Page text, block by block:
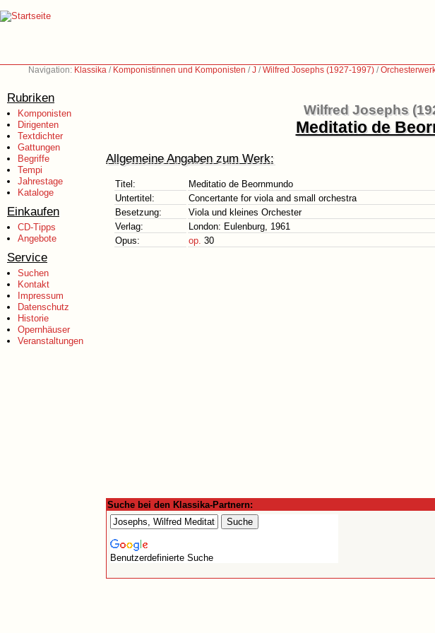
Navigation: Klassika / Komponistinnen und Komponisten /J /Wilfred Josephs (1927-1997) /
Rubriken
Komponisten
Dirigenten
Textdichter
Gattungen
Begriffe
Tempi
Jahrestage
Kataloge
Einkaufen
CD-Tipps
Angebote
Service
Suchen
Kontakt
Impressum
Datenschutz
Historie
Opernhäuser
Veranstaltungen
Wilfred Josephs
Meditatio de
Allgemeine Angaben zum Werk:
Titel:
Meditatio de Beornmundo
Untertitel:
Concertante for viola and small orchestra
Besetzung:
Viola und kleines Orchester
Verlag:
London: Eulenburg, 1961
Opus:
op. 30
Suche bei den Klassika-Partnern:
Benutzerdefinierte Suche